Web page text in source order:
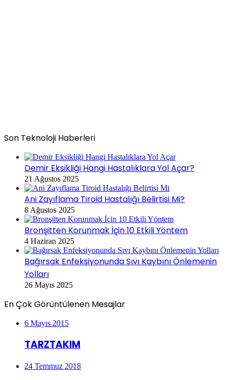
Son Teknoloji Haberleri
Demir Eksikliği Hangi Hastalıklara Yol Açar?
21 Ağustos 2025
Ani Zayıflama Tiroid Hastalığı Belirtisi Mi?
8 Ağustos 2025
Bronşitten Korunmak İçin 10 Etkili Yöntem
4 Haziran 2025
Bağırsak Enfeksiyonunda Sıvı Kaybını Önlemenin
Yolları
26 Mayıs 2025
En Çok Görüntülenen Mesajlar
6 Mayıs 2015
TARZTAKIM
24 Temmuz 2018